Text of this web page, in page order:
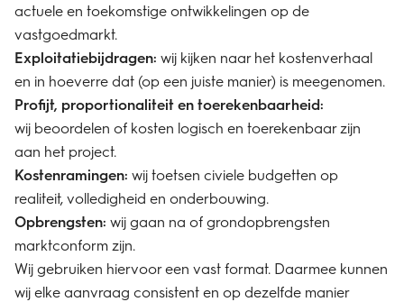
actuele en toekomstige ontwikkelingen op de
vastgoedmarkt.
Exploitatiebijdragen: wij kijken naar het kostenverhaal
en in hoeverre dat (op een juiste manier) is meegenomen.
Profijt, proportionaliteit en toerekenbaarheid:
wij beoordelen of kosten logisch en toerekenbaar zijn
aan het project.
Kostenramingen: wij toetsen civiele budgetten op
realiteit, volledigheid en onderbouwing.
Opbrengsten: wij gaan na of grondopbrengsten
marktconform zijn.
Wij gebruiken hiervoor een vast format. Daarmee kunnen
wij elke aanvraag consistent en op dezelfde manier